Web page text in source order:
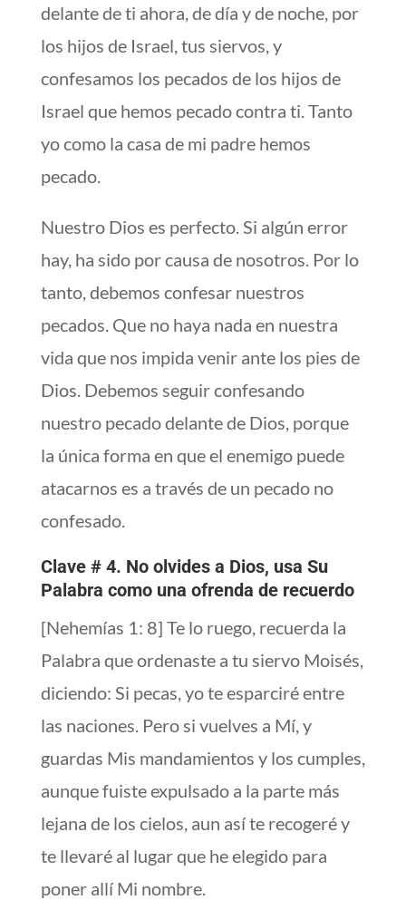
delante de ti ahora, de día y de noche, por
los hijos de Israel, tus siervos, y
confesamos los pecados de los hijos de
Israel que hemos pecado contra ti. Tanto
yo como la casa de mi padre hemos
pecado.
Nuestro Dios es perfecto. Si algún error
hay, ha sido por causa de nosotros. Por lo
tanto, debemos confesar nuestros
pecados. Que no haya nada en nuestra
vida que nos impida venir ante los pies de
Dios. Debemos seguir confesando
nuestro pecado delante de Dios, porque
la única forma en que el enemigo puede
atacarnos es a través de un pecado no
confesado.
Clave # 4. No olvides a Dios, usa Su
Palabra como una ofrenda de recuerdo
[Nehemías 1: 8] Te lo ruego, recuerda la
Palabra que ordenaste a tu siervo Moisés,
diciendo: Si pecas, yo te esparciré entre
las naciones. Pero si vuelves a Mí, y
guardas Mis mandamientos y los cumples,
aunque fuiste expulsado a la parte más
lejana de los cielos, aun así te recogeré y
te llevaré al lugar que he elegido para
poner allí Mi nombre.